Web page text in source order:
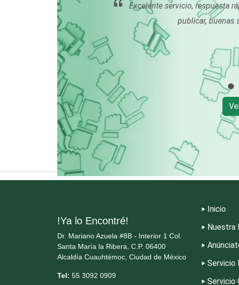
Computadoras
Contadores
Copiadoras
Cristalerías
Dentistas
Dermatólogos
Electricidad y Plomería
Elevadores y Ascensores
Excelente servicio, respuesta
publicar, buenas
!Ya lo Encontré!
Dr. Mariano Azuela #8B - Interior 1 Col.
Santa María la Ribera, C.P. 06400
Alcaldía Cuauhtémoc, Ciudad de México
Tel: 55 3092 0909
Inicio
Nuestra
Servicio
Servicio